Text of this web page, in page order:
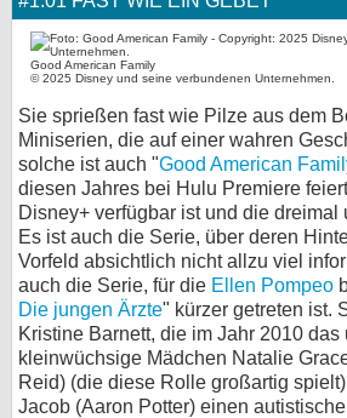
Good American Family
© 2025 Disney und seine verbundenen Unternehmen.
Sie sprießen fast wie Pilze aus dem
Miniserien, die auf einer wahren
solche ist auch "Good American
diesen Jahres bei Hulu Premiere
Disney+ verfügbar ist und die dreimal
Es ist auch die Serie, über deren
Vorfeld absichtlich nicht allzu viel
auch die Serie, für die Ellen Pompeo
Die jungen Ärzte" kürzer getreten ist.
Kristine Barnett, die im Jahr 2010 das
kleinwüchsige Mädchen Natalie
Reid) (die diese Rolle großartig
Jacob (Aaron Potter) einen
bei
Cookie-
Impressum
Desktop-
myFanbase